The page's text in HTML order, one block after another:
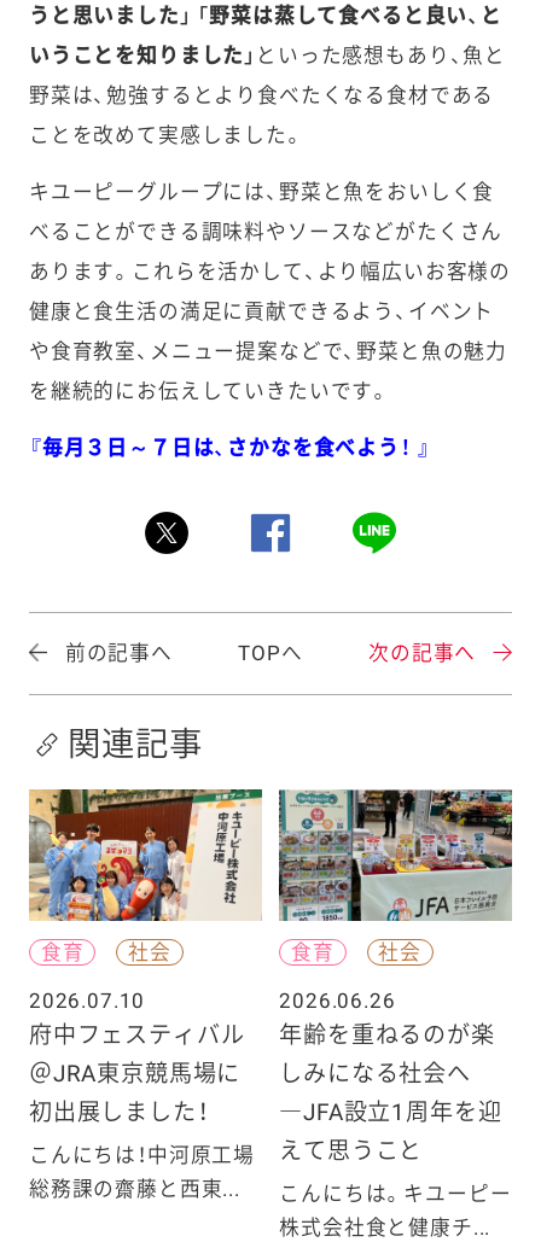
うと思いました」 「野菜は蒸して食べると良い、と
いうことを知りました」 といった感想もあり、魚と
野菜は、勉強するとより食べたくなる食材である
ことを改めて実感しました。
キユーピーグループには、野菜と魚をおいしく食
べることができる調味料やソースなどがたくさん
あります。これらを活かして、より幅広いお客様の
健康と食生活の満足に貢献できるよう、イベント
や食育教室、メニュー提案などで、野菜と魚の魅力
を継続的にお伝えしていきたいです。
『毎月３日～７日は、さかなを食べよう！ 』
前の記事へ TOPへ 次の記事へ
関連記事
食育
社会
2026.07.10
府中フェスティバル
＠JRA東京競馬場に
初出展しました！
こんにちは！中河原工場
総務課の齋藤と西東...
食育
社会
2026.06.26
年齢を重ねるのが楽
しみになる社会へ
―JFA設立1周年を迎
えて思うこと
こんにちは。キユーピー
株式会社食と健康チ...